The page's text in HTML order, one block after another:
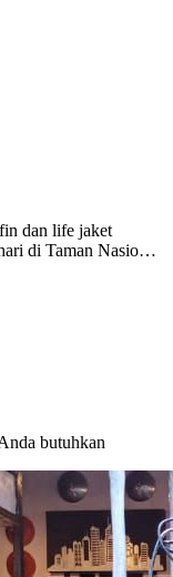
dan life jaket
di Taman Nasional
butuhkan